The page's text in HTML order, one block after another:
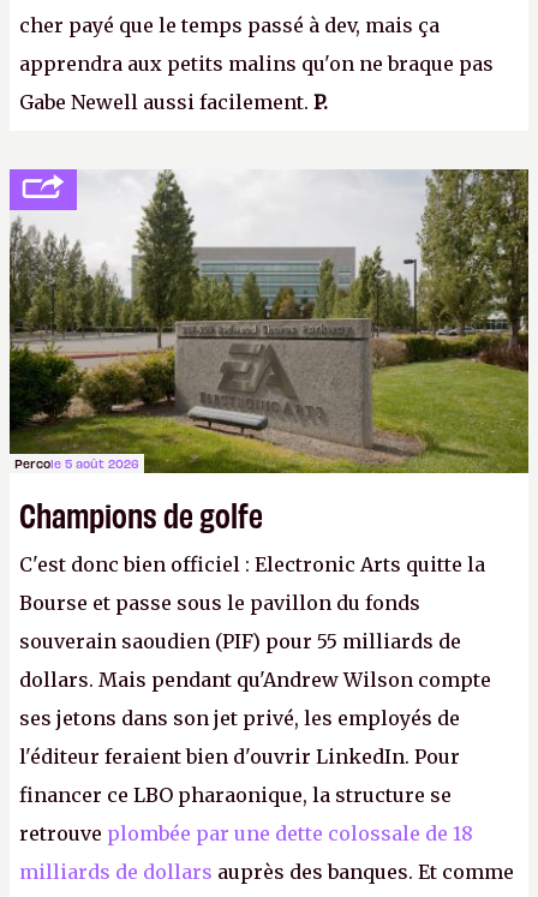
cher payé que le temps passé à dev, mais ça
apprendra aux petits malins qu'on ne braque pas
Gabe Newell aussi facilement. P.
Percole 5 août 2026
Champions de golfe
C'est donc bien officiel : Electronic Arts quitte la
Bourse et passe sous le pavillon du fonds
souverain saoudien (PIF) pour 55 milliards de
dollars. Mais pendant qu'Andrew Wilson compte
ses jetons dans son jet privé, les employés de
l'éditeur feraient bien d'ouvrir LinkedIn. Pour
financer ce LBO pharaonique, la structure se
retrouve plombée par une dette colossale de 18
milliards de dollars auprès des banques. Et comme